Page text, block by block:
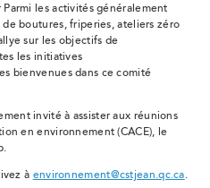
les activités généralement
boutures, friperies, ateliers zéro
sur les objectifs de
les initiatives
bienvenues dans ce comité
invité à assister aux réunions
en environnement (CACE), le
à environnement@cstjean.qc.ca.